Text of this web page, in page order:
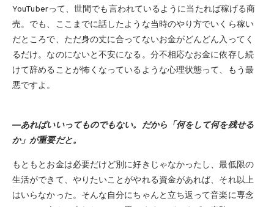
YouTuberって、世間でも言われているように当たれば稼げる商
売。でも、ここまでに話したような当時のやり方でいくら稼い
だところで、ただ身の丈に合ってないお金がどんどん入ってく
るだけ。なのにないと不安になる。分不相応なお金に依存し続
けて辞めることが怖くなっているような心理状態って、もう最
悪ですよ。
―あればいいってものでもない。だから「何をして何を残せる
か」が重要だと。
もともとお金は必要だけど別に好きじゃなかったし、最低限の
生活ができて、やりたいことがやれる資金があれば、それ以上
はいらなかった。そんな自分にちゃんと立ち返って音楽に専念